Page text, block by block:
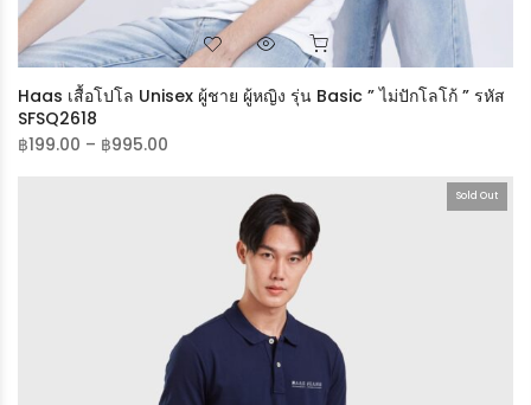
Haas เสื้อโปโล Unisex ผู้ชาย ผู้หญิง รุ่น Basic ” ไม่ปักโลโก้ ” รหัส
SFSQ2618
฿199.00 – ฿995.00
Sold Out